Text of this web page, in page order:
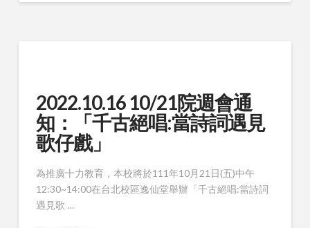
2022.10.16 10/21院週會通
知：「千古絕唱:當詩詞遇見
歌仔戲」
為推廣十力教育，本校將於111年10月21日(五)中午
12:30~14:00在台北校區逸仙堂舉辦「千古絕唱:當詩詞
遇見歌 …